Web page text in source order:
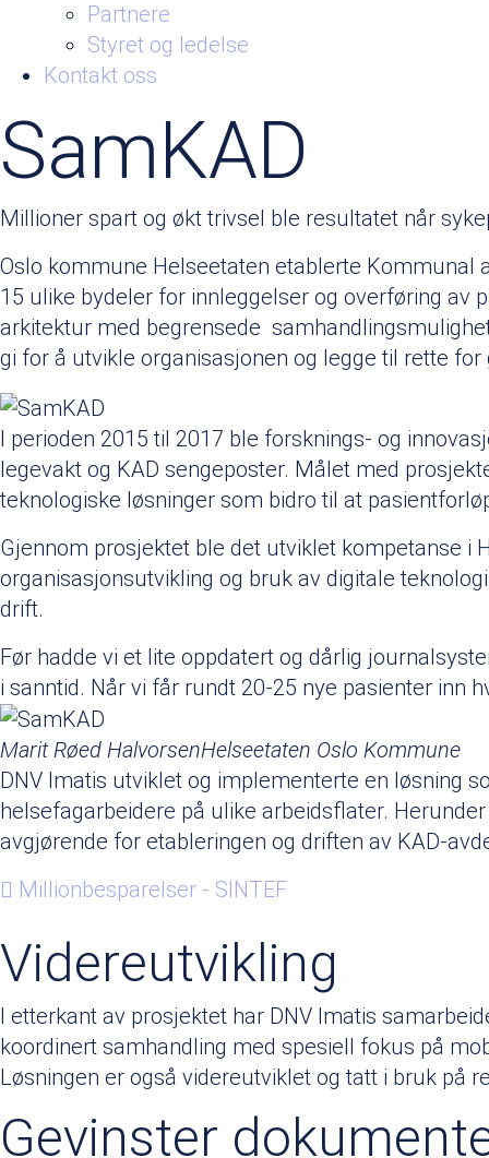
Partnere
Styret og ledelse
Kontakt oss
SamKAD
Millioner spart og økt trivsel ble resultatet når
Oslo kommune Helseetaten etablerte Kommunal
15 ulike bydeler for innleggelser og overføring av
arkitektur med begrensede
gi for å utvikle organisasjonen og legge til rette
I perioden 2015 til 2017 ble forsknings- og
legevakt og KAD sengeposter. Målet med
teknologiske løsninger som bidro til at
Gjennom prosjektet ble det utviklet kompetanse i
organisasjonsutvikling og bruk av digitale
drift.
Før hadde vi et lite oppdatert og dårlig
i sanntid. Når vi får rundt 20-25 nye pasienter inn
Marit Røed HalvorsenHelseetaten Oslo Kommune
DNV Imatis utviklet og implementerte en løsning
helsefagarbeidere på ulike arbeidsflater.
avgjørende for etableringen og driften av KAD-
Millionbesparelser - SINTEF
Videreutvikling
I etterkant av prosjektet har DNV Imatis
koordinert samhandling med spesiell fokus på
Løsningen er også videreutviklet og tatt i bruk på
Gevinster